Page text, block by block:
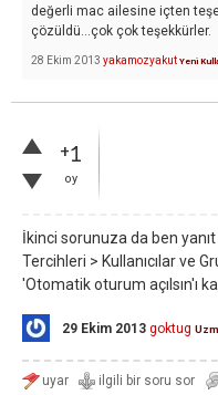
değerli mac ailesine içten
çözüldü...çok çok teşekkürler.
28 Ekim 2013 yakamozyakut Yeni
+1
oy
İkinci sorunuza da ben
Tercihleri > Kullanıcılar ve
'Otomatik oturum açılsın'ı
29 Ekim 2013 goktug